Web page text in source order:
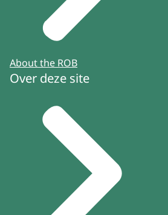
About the ROB
Over deze site